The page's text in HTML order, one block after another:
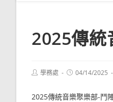
2025傳統
Post學務處
Post04/14/2025
2025傳統音樂聚樂部-鬥